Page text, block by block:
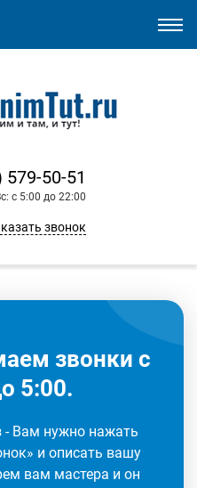
579-50-51
с 5:00 до 22:00
звонок
звонки с
5:00.
- Вам нужно нажать
и описать вашу
вам мастера и он